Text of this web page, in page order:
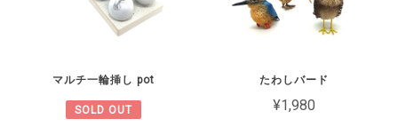
マルチ一輪挿し pot
SOLD OUT
たわしバード
¥1,980